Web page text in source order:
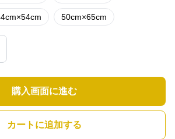
50cm×65cm
購入画面に進む
カートに追加する